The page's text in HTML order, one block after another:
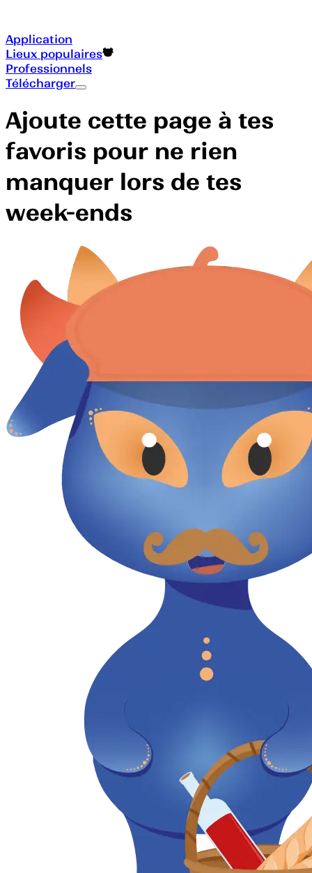
Application
Lieux populaires
Professionnels
Télécharger
Ajoute cette page à tes
favoris pour ne rien
manquer lors de tes
week-ends